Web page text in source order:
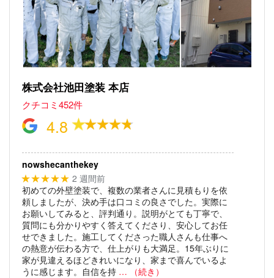
株式会社池田塗装 本店
クチコミ452件
4.8
nowshecanthekey
★★★★★ 2 週間前
初めての外壁塗装で、複数の業者さんに見積もりを依
頼しましたが、決め手は口コミの良さでした。実際に
お願いしてみると、評判通り。説明がとても丁寧で、
質問にも分かりやすく答えてくださり、安心してお任
せできました。施工してくださった職人さんも仕事へ
の熱意が伝わる方で、仕上がりも大満足。15年ぶりに
家が見違えるほどきれいになり、家まで喜んでいるよ
うに感じます。自信を持 … （続き）